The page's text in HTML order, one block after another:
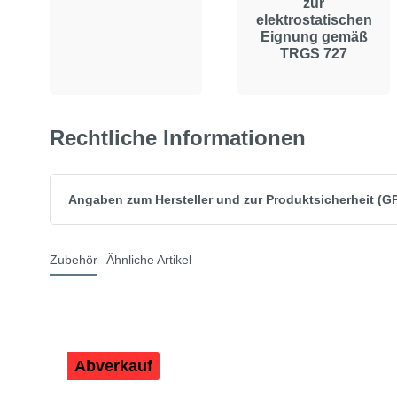
elektrostatischen
Eignung gemäß
TRGS 727
Rechtliche Informationen
Angaben zum Hersteller und zur Produktsicherheit
Zubehör Ähnliche Artikel
Abverkauf